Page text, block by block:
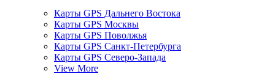
Карты GPS Дальнего Востока
Карты GPS Москвы
Карты GPS Поволжья
Карты GPS Санкт-Петербурга
Карты GPS Северо-Запада
View More